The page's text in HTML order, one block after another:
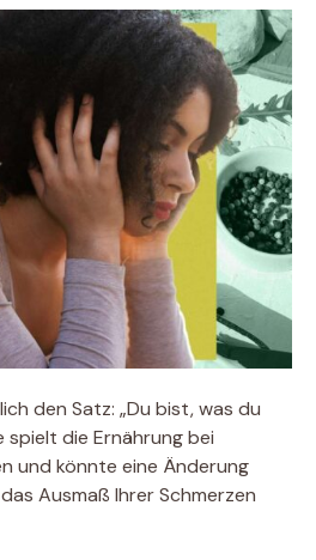
den Satz: „Du bist, was du
spielt die Ernährung bei
und könnte eine Änderung
Ausmaß Ihrer Schmerzen